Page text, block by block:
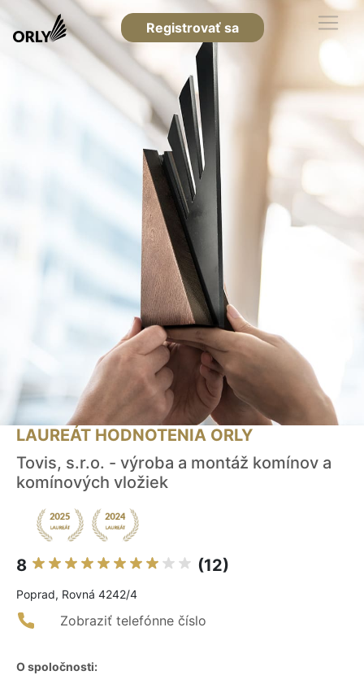
Registrovať sa
LAUREÁT HODNOTENIA ORLY
Tovis, s.r.o. - výroba a montáž komínov a
komínových vložiek
8 (12)
Poprad, Rovná 4242/4
Zobraziť telefónne číslo
O spoločnosti: